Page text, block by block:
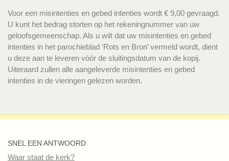
Voor een misintenties en gebed intenties wordt € 9,00 gevraagd.
U kunt het bedrag storten op het rekeningnummer van uw
geloofsgemeenschap. Als u wilt dat uw misintenties en gebed
intenties in het parochieblad ‘Rots en Bron’ vermeld wordt, dient
u deze aan te leveren vóór de sluitingsdatum van de kopij.
Uiteraard zullen alle aangeleverde misintenties en gebed
intenties in de vieringen gelezen worden.
SNEL EEN ANTWOORD
Waar staat de kerk?